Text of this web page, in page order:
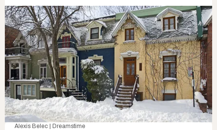
Alexis Belec | Dreamstime